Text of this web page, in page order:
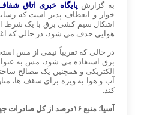
به گزارش پایگاه خبری اتاق
‌خوار و انعطاف ‌پذیر است که
اشکال سیم ‌کشی برق با یک شرط
هوایی حذف می‌ شود، در حالی که
در حالی که تقریباً نیمی از مس
برق استفاده می‌ شود، مس به
الکتریکی و همچنین یک مصالح
آب و هوا به ویژه برای سقف‌ ها،
کند.
آسیا؛ منبع ۱۶درصد از کل صادرات جهانی سنگ مس است